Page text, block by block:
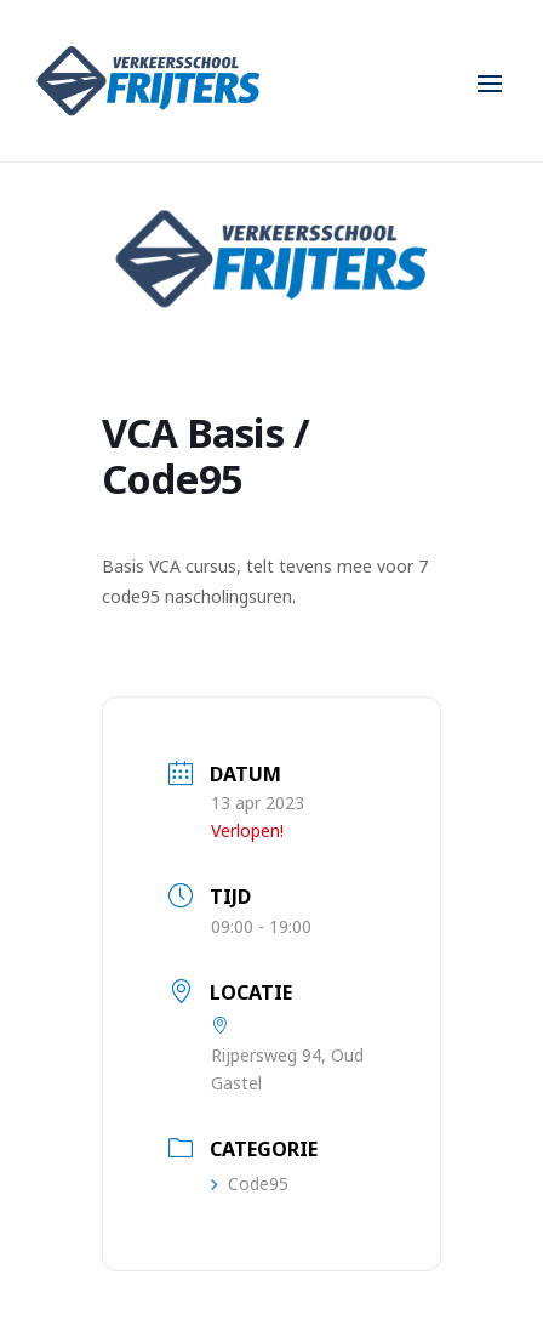
VCA Basis /
Code95
Basis VCA cursus, telt tevens mee voor 7
code95 nascholingsuren.
DATUM
13 apr 2023
Verlopen!
TIJD
09:00 - 19:00
LOCATIE
Rijpersweg 94, Oud
Gastel
CATEGORIE
Code95